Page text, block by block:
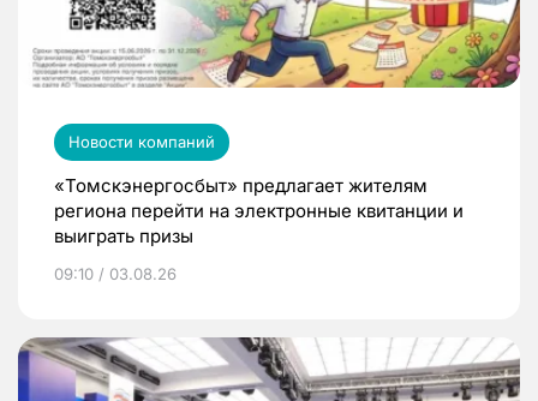
Новости компаний
«Томскэнергосбыт» предлагает жителям
региона перейти на электронные квитанции и
выиграть призы
09:10 / 03.08.26